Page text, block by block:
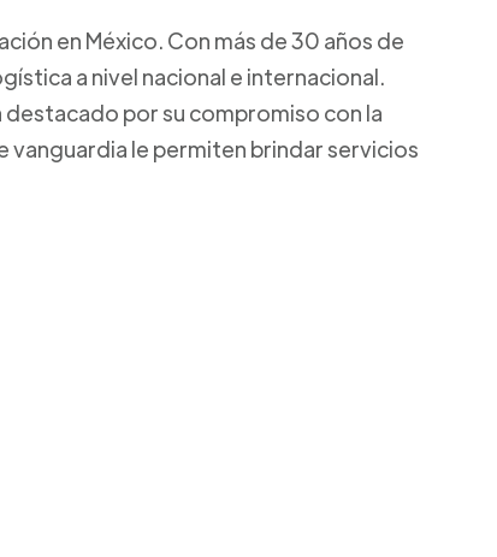
en México. Con más de 30 años de
a nivel nacional e internacional.
por su compromiso con la
vanguardia le permiten brindar servicios